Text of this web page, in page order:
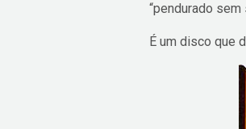
“pendurado sem
É um disco que